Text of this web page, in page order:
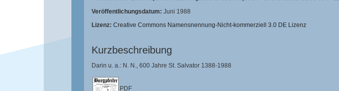
Veröffentlichungsdatum: Juni 1988
Lizenz: Creative Commons Namensnennung-Nicht-kommerziell 3.0 DE Lizenz
Kurzbeschreibung
Darin u. a.: N. N., 600 Jahre St. Salvator 1388-1988
PDF